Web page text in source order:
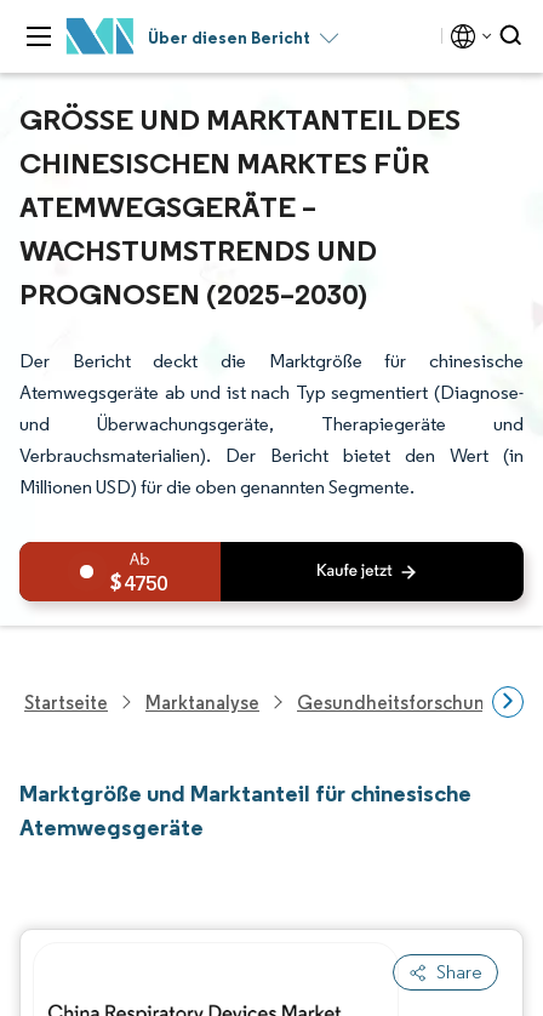
Über diesen Bericht
GRÖSSE UND MARKTANTEIL DES C
HINESISCHEN MARKTES FÜR A
TEMWEGSGERÄTE – W
ACHSTUMSTRENDS UND P
ROGNOSEN (2025–2030)
Der Bericht deckt die Marktgröße für chinesische
Atemwegsgeräte ab und ist nach Typ segmentiert (Diagnose-
und Überwachungsgeräte, Therapiegeräte und
Verbrauchsmaterialien). Der Bericht bietet den Wert (in
Millionen USD) für die oben genannten Segmente.
4750
Startseite Marktanalyse Gesundheitsforschung
Marktgröße und Marktanteil für chinesische
Atemwegsgeräte
Share